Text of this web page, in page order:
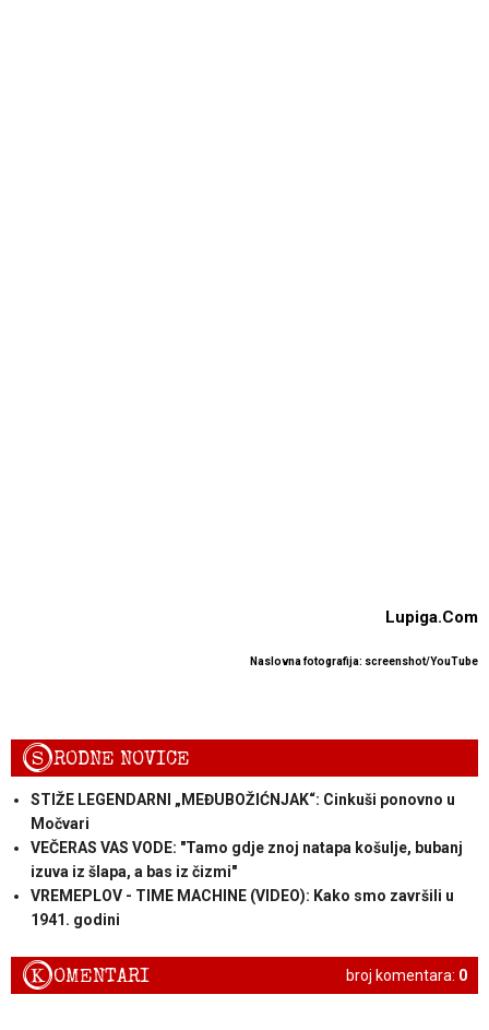
Lupiga.Com
Naslovna fotografija: screenshot/YouTube
SRODNE NOVICE
STIŽE LEGENDARNI „MEĐUBOŽIĆNJAK“: Cinkuši ponovno u
Močvari
VEČERAS VAS VODE: "Tamo gdje znoj natapa košulje, bubanj
izuva iz šlapa, a bas iz čizmi"
VREMEPLOV - TIME MACHINE (VIDEO): Kako smo završili u
1941. godini
broj komentara: 0
KOMENTARI